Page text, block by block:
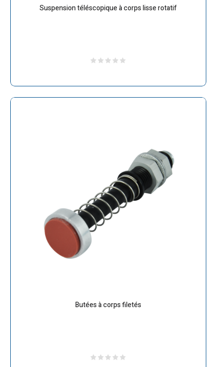
Suspension téléscopique à corps lisse rotatif
Butées à corps filetés